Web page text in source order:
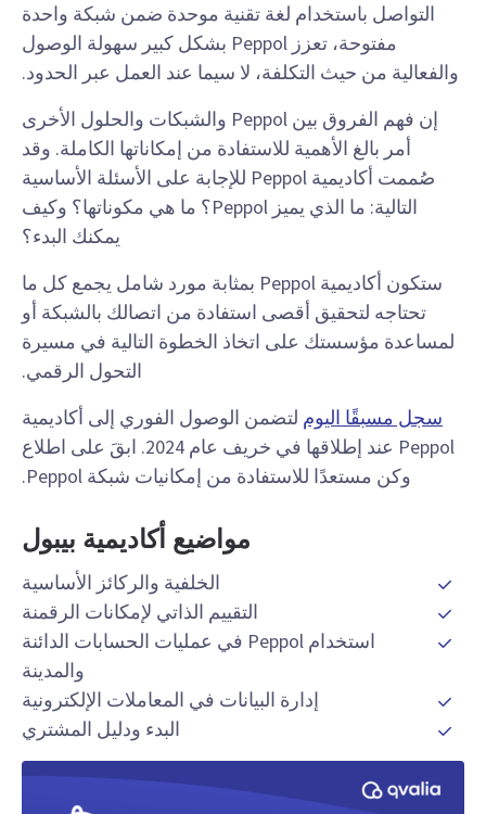
التواصل باستخدام لغة تقنية موحدة ضمن شبكة واحدة
مفتوحة، تعزز Peppol بشكل كبير سهولة الوصول
والفعالية من حيث التكلفة، لا سيما عند العمل عبر الحدود.
إن فهم الفروق بين Peppol والشبكات والحلول الأخرى
أمر بالغ الأهمية للاستفادة من إمكاناتها الكاملة. وقد
صُممت أكاديمية Peppol للإجابة على الأسئلة الأساسية
التالية: ما الذي يميز Peppol؟ ما هي مكوناتها؟ وكيف
يمكنك البدء؟
ستكون أكاديمية Peppol بمثابة مورد شامل يجمع كل ما
تحتاجه لتحقيق أقصى استفادة من اتصالك بالشبكة أو
لمساعدة مؤسستك على اتخاذ الخطوة التالية في مسيرة
التحول الرقمي.
سجل مسبقًا اليوم لتضمن الوصول الفوري إلى أكاديمية
Peppol عند إطلاقها في خريف عام 2024. ابقَ على اطلاع
وكن مستعدًا للاستفادة من إمكانيات شبكة Peppol
.
مواضيع أكاديمية بيبول
الخلفية والركائز الأساسية
التقييم الذاتي لإمكانات الرقمنة
استخدام Peppol في عمليات الحسابات الدائنة
والمدينة
إدارة البيانات في المعاملات الإلكترونية
البدء ودليل المشتري